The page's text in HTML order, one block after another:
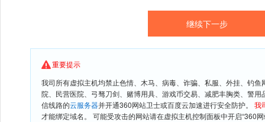
重要提示
我司所有虚拟主机均禁止色情、木马、病毒、诈骗、私服、外挂、钓
院、民营医院、弓驽刀剑、赌博用具、游戏币交易、减肥丰胸类、警
信线路的云服务器并开通360网站卫士或百度云加速进行安全防护。 我
才能绑定域名。 可能受攻击的网站请在虚拟主机控制面板中开启“360